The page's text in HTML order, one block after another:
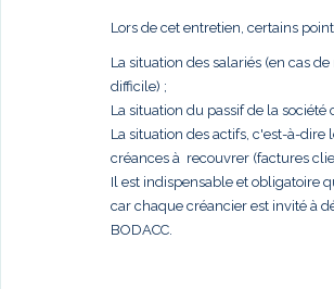
Lors de cet entretien, certains
La situation des salariés (en cas
difficile) ;
La situation du passif de la société
La situation des actifs, c'est-à-
créances à recouvrer (factures
Il est indispensable et obligatoire
car chaque créancier est invité à
BODACC.